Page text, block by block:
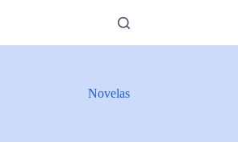
Novelas